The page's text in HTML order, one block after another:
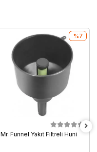
Mr. Funnel Yakıt Filtreli Huni
%7